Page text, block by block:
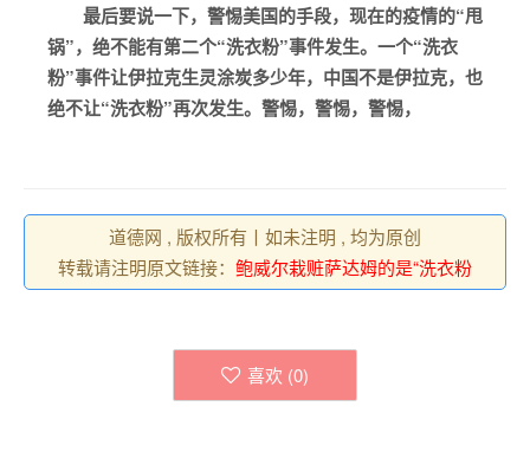
最后要说一下，警惕美国的手段，现在的疫情的“甩
锅”，绝不能有第二个“洗衣粉”事件发生。一个“洗衣
粉”事件让伊拉克生灵涂炭多少年，中国不是伊拉克，也
绝不让“洗衣粉”再次发生。警惕，警惕，警惕，
道德网 , 版权所有丨如未注明 , 均为原创
转载请注明原文链接： 鲍威尔栽赃萨达姆的是“洗衣粉
喜欢 (0)